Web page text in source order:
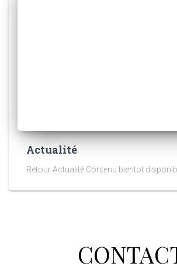
Actualité
Retour Actualité Contenu bientot